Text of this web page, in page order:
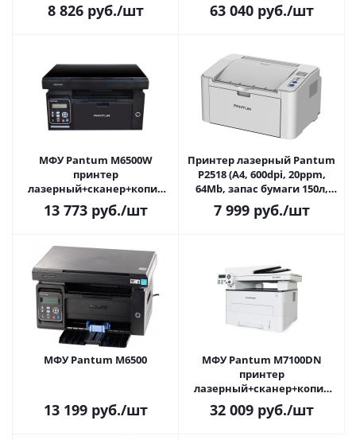
USB2.0, до 15000стр/мес)
8 826руб./шт
250+100 л, DADF, дуплекс,
USB/LAN, 80000стр/мес,
63 040руб./шт
МФУ Pantum M6500W
принтер
лазерный+сканер+копир
(A4, 22ppm, 1200dpi, 128Mb,
лоток 150л, USB2.0, до
13 773руб./шт
Принтер лазерный Pantum
P2518 (А4, 600dpi, 20ppm,
64Mb, запас бумаги 150л,
USB2.0, до 15000стр/мес)
7 999руб./шт
МФУ Pantum M6500
13 199руб./шт
МФУ Pantum M7100DN
принтер
лазерный+сканер+копир
(A4, 33ppm, 1200dpi, 256Mb,
лоток 250л, ADF, USB/LAN, до
32 009руб./шт